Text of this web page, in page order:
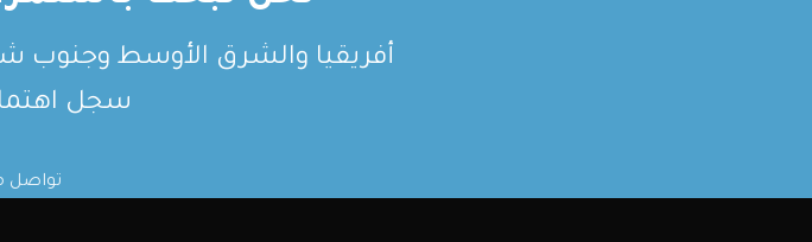
أفريقيا والشرق الأوسط وجنوب شرق
سجل
تواصل